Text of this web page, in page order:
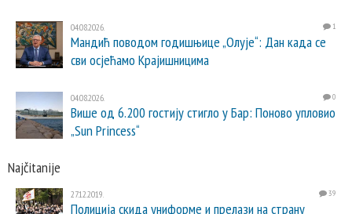
04.08.2026. 1
Мандић поводом годишњице „Олује“: Дан када се
сви осјећамо Крајишницима
04.08.2026. 0
Више од 6.200 гостију стигло у Бар: Поново упловио
„Sun Princess“
Najčitanije
27.12.2019. 39
Полиција скида униформе и прелази на страну